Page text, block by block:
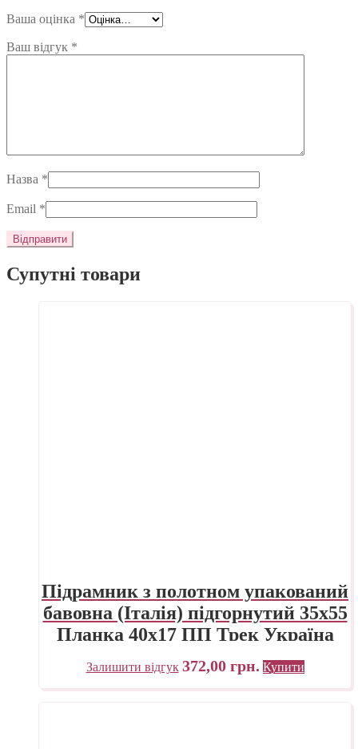
Ваша оцінка *
Ваш відгук *
Назва *
Email *
Супутні товари
Підрамник з полотном упакований
бавовна (Італія) підгорнутий 35х55
Планка 40х17 ПП Трек Україна
Залишити відгук 372,00 грн. Купити